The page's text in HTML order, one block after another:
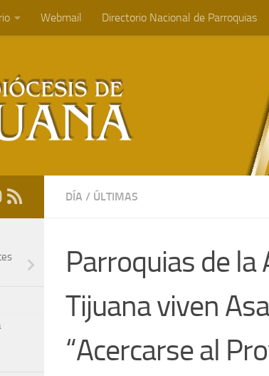
Webmail Directorio Nacional de Parroquias
DÍA / ÚLTIMAS
Parroquias de la
Tijuana viven
“Acercarse al